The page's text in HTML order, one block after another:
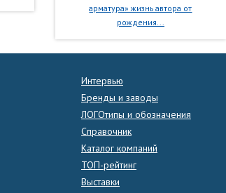
арматура» жизнь автора от
рождения...
Интервью
Бренды и заводы
ЛОГОтипы и обозначения
Справочник
Каталог компаний
ТОП-рейтинг
Выставки